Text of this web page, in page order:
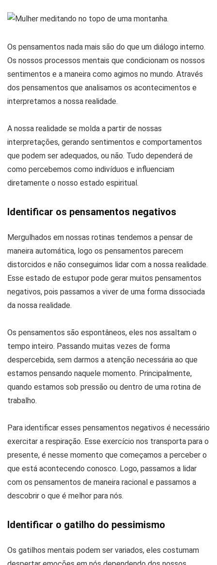
Os pensamentos nada mais são do que um diálogo interno.
Os nossos processos mentais que condicionam os nossos
sentimentos e a maneira como agimos no mundo. Através
dos pensamentos que analisamos os acontecimentos e
interpretamos a nossa realidade.
A nossa realidade se molda a partir de nossas
interpretações, gerando sentimentos e comportamentos
que podem ser adequados, ou não. Tudo dependerá de
como percebemos como indivíduos e influenciam
diretamente o nosso estado espiritual.
Identificar os pensamentos negativos
Mergulhados em nossas rotinas tendemos a pensar de
maneira automática, logo os pensamentos parecem
distorcidos e não conseguimos lidar com a nossa realidade.
Esse estado de estupor pode gerar muitos pensamentos
negativos, pois passamos a viver de uma forma dissociada
da nossa realidade.
Os pensamentos são espontâneos, eles nos assaltam o
tempo inteiro. Passando muitas vezes de forma
despercebida, sem darmos a atenção necessária ao que
estamos pensando naquele momento. Principalmente,
quando estamos sob pressão ou dentro de uma rotina de
trabalho.
Para identificar esses pensamentos negativos é necessário
exercitar a respiração. Esse exercício nos transporta para o
presente, é nesse momento que começamos a perceber o
que está acontecendo conosco. Logo, passamos a lidar
com os pensamentos de maneira racional e passamos a
descobrir o que é melhor para nós.
Identificar o gatilho do pessimismo
Os gatilhos mentais podem ser variados, eles costumam